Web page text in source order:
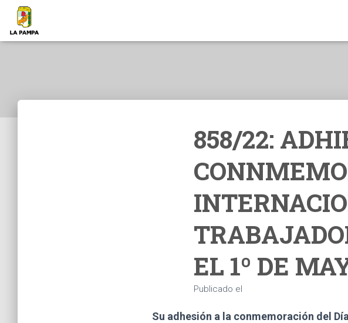
858/22:
EL 1º DE
Publicado el
Su adhesión a la conmemoración del